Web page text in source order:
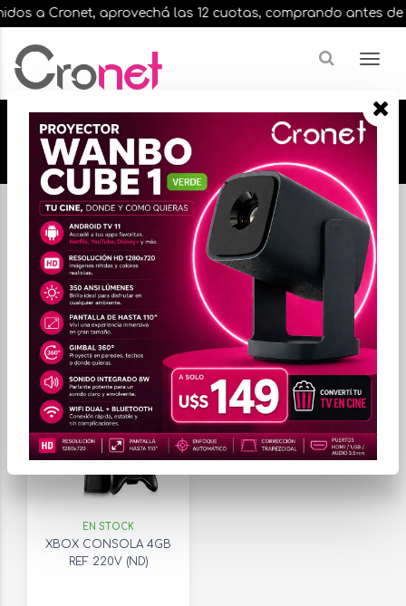
a Cronet, aprovechá las 12 cuotas, comprando antes de
🔥🔥🔥 12 cuotas, en todos nuestros artículos,
comprando antes de las 13 hrs. envíos en el
día 🔥🔥🔥
Inicio
CONSOLAS DE JUEGOS
CONSOLAS XBOX
ORDENAR
FILTRAR
EN STOCK
XBOX CONSOLA 4GB
REF 220V (ND)